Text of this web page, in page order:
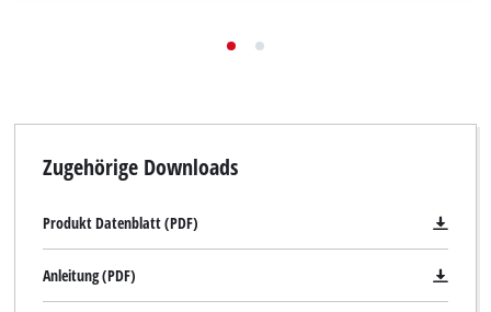
Zugehörige Downloads
Produkt Datenblatt (PDF)
Anleitung (PDF)